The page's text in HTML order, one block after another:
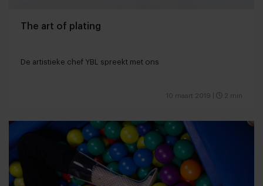
The art of plating
De artistieke chef YBL spreekt met ons
10 maart 2019 2 min